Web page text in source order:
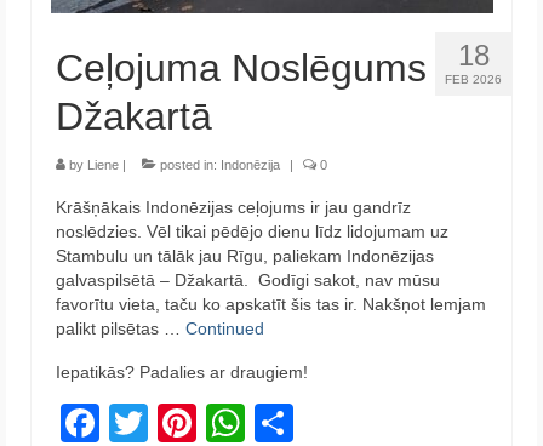
18
FEB 2026
Ceļojuma Noslēgums
Džakartā
by Liene | posted in: Indonēzija | 0
Krāšņākais Indonēzijas ceļojums ir jau gandrīz
noslēdzies. Vēl tikai pēdējo dienu līdz lidojumam uz
Stambulu un tālāk jau Rīgu, paliekam Indonēzijas
galvaspilsētā – Džakartā. Godīgi sakot, nav mūsu
favorītu vieta, taču ko apskatīt šis tas ir. Nakšņot lemjam
palikt pilsētas … Continued
Iepatikās? Padalies ar draugiem!
Facebook
TwitterPinterest
WhatsApp